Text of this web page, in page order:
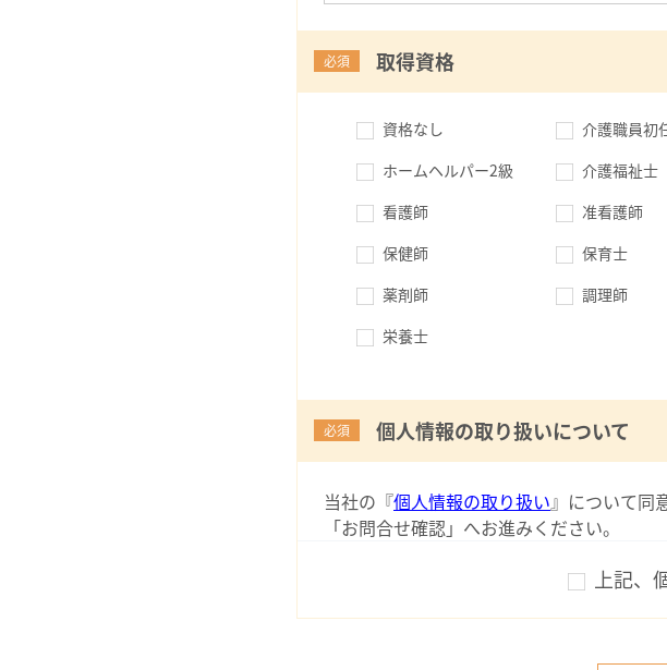
必須 取得資格
資格なし 介護職員初
ホームヘルパー2級
介護福祉士
看護師
准看護師
保健師
保育士
薬剤師
調理師
栄養士
必須 個人情報の取り扱いについて
当社の『個人情報の取り扱い』について同
「お問合せ確認」へお進みください。
上記、